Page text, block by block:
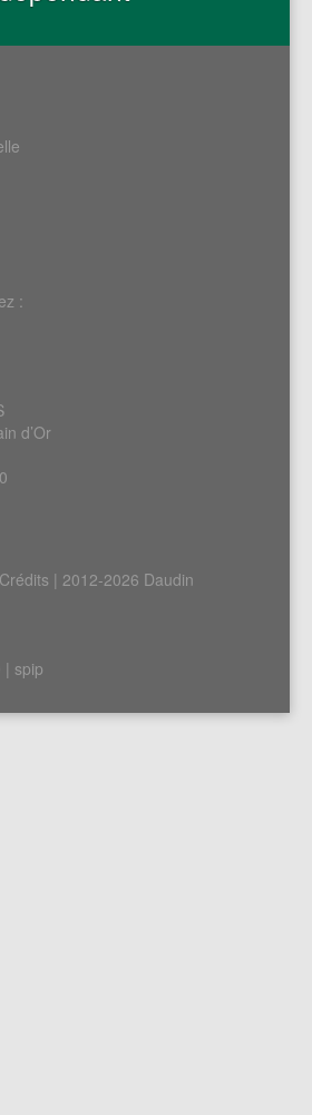
:
d’Or
| 2012-2026 Daudin
| spip